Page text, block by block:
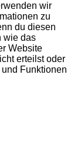
wir
zu
du diesen
wie das
Website
erteilst oder
Funktionen